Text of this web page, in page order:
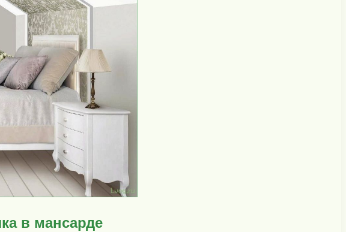
в мансарде